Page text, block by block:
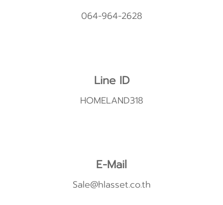
064-964-2628
Line ID
HOMELAND318
E-Mail
Sale@hlasset.co.th